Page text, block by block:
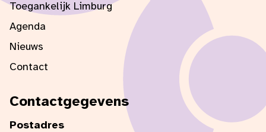
Toegankelijk Limburg
Agenda
Nieuws
Contact
Contactgegevens
Postadres